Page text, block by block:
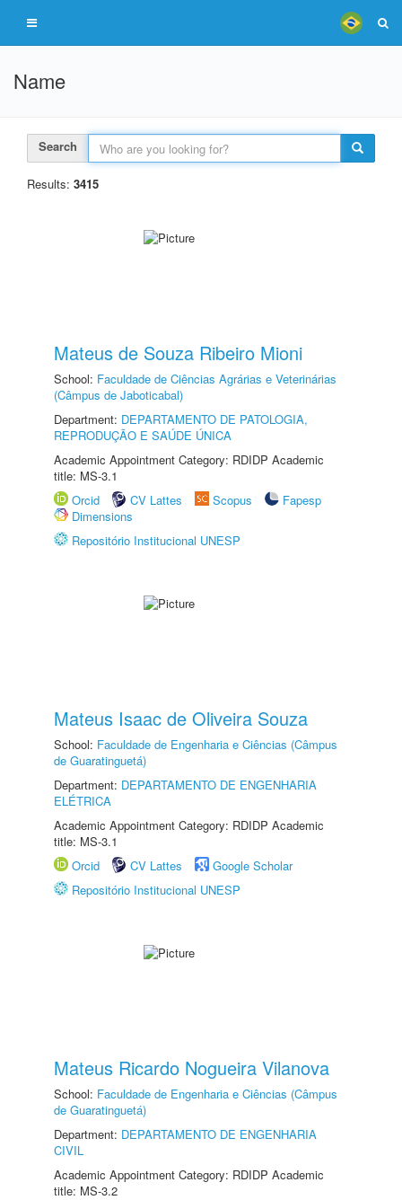
Name
Search
Results: 3415
Mateus de Souza Ribeiro Mioni
School: Faculdade de Ciências Agrárias e Veterinárias
(Câmpus de Jaboticabal)
Department: DEPARTAMENTO DE PATOLOGIA,
REPRODUÇÃO E SAÚDE ÚNICA
Academic Appointment Category: RDIDP Academic
title: MS-3.1
Orcid
CV Lattes Scopus
Fapesp
Dimensions
Repositório Institucional UNESP
Mateus Isaac de Oliveira Souza
School: Faculdade de Engenharia e Ciências (Câmpus
de Guaratinguetá)
Department: DEPARTAMENTO DE ENGENHARIA
ELÉTRICA
Academic Appointment Category: RDIDP Academic
title: MS-3.1
Orcid
CV Lattes
Google Scholar
Repositório Institucional UNESP
Mateus Ricardo Nogueira Vilanova
School: Faculdade de Engenharia e Ciências (Câmpus
de Guaratinguetá)
Department: DEPARTAMENTO DE ENGENHARIA
CIVIL
Academic Appointment Category: RDIDP Academic
title: MS-3.2